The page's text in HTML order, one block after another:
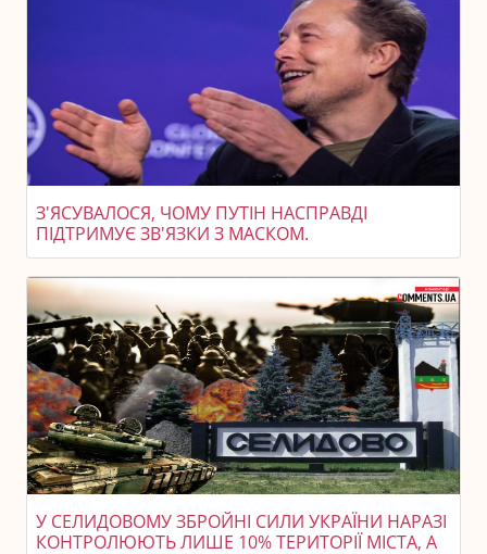
З'ЯСУВАЛОСЯ, ЧОМУ ПУТІН НАСПРАВДІ
ПІДТРИМУЄ ЗВ'ЯЗКИ З МАСКОМ.
У СЕЛИДОВОМУ ЗБРОЙНІ СИЛИ УКРАЇНИ НАРАЗІ
КОНТРОЛЮЮТЬ ЛИШЕ 10% ТЕРИТОРІЇ МІСТА, А